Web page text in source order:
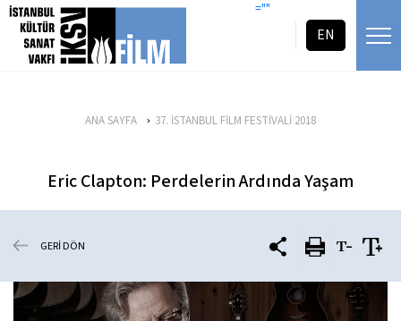
icerigi atla =""
EN
ANA SAYFA 37. İSTANBUL FİLM FESTİVALİ 2018
Eric Clapton: Perdelerin Ardında Yaşam
GERİ DÖN